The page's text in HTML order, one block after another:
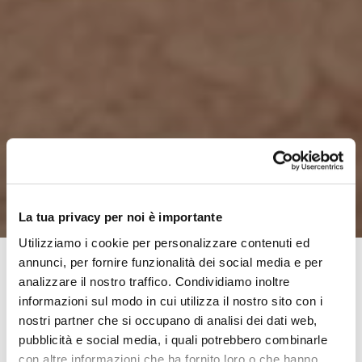
La tua privacy per noi è importante
Utilizziamo i cookie per personalizzare contenuti ed
annunci, per fornire funzionalità dei social media e per
analizzare il nostro traffico. Condividiamo inoltre
informazioni sul modo in cui utilizza il nostro sito con i
nostri partner che si occupano di analisi dei dati web,
pubblicità e social media, i quali potrebbero combinarle
con altre informazioni che ha fornito loro o che hanno
Le sorpresenon mi piacciono nemmeno a Pasqua,
quando le nascondono nelle uova, figuriamoci se le
accetto mentre sto per iniziare un viaggio. Il mondo della